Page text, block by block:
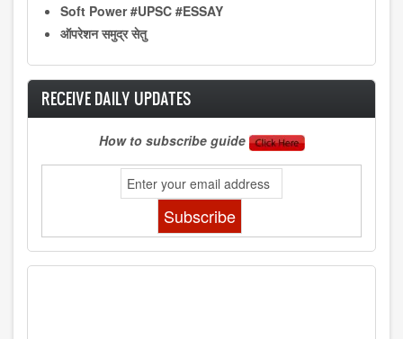
Soft Power #UPSC #ESSAY
ऑपरेशन समुद्र सेतु
RECEIVE DAILY UPDATES
How to subscribe guide